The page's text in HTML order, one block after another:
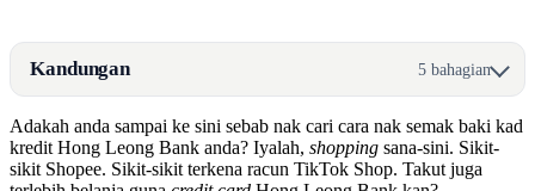
Kandungan 5 bahagian
Adakah anda sampai ke sini sebab nak cari cara nak semak baki kad
kredit Hong Leong Bank anda? Iyalah, shopping sana-sini. Sikit-
sikit Shopee. Sikit-sikit terkena racun TikTok Shop. Takut juga